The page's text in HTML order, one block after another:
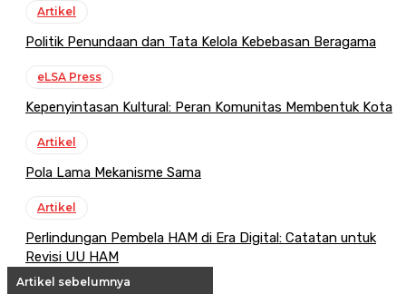
Artikel
Politik Penundaan dan Tata Kelola Kebebasan Beragama
eLSA Press
Kepenyintasan Kultural: Peran Komunitas Membentuk Kota
Artikel
Pola Lama Mekanisme Sama
Artikel
Perlindungan Pembela HAM di Era Digital: Catatan untuk
Revisi UU HAM
Artikel sebelumnya